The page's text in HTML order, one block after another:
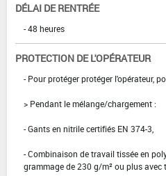
DÉLAI DE RENTRÉE
- 48 heures
PROTECTION DE L'OPÉRATEUR
- Pour protéger protéger l'opérateur,
> Pendant le mélange/chargement :
- Gants en nitrile certifiés EN 374-3,
- Combinaison de travail tissée en
grammage de 230 g/m² ou plus avec